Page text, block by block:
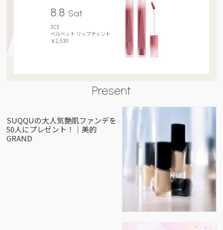
8.8 Sat
3CE
ベルベット リップティント
￥2,530
Present
SUQQUの大人気艶肌ファンデを
50人にプレゼント！｜美的
GRAND